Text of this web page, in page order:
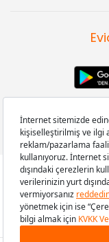
Copyright © 2008-